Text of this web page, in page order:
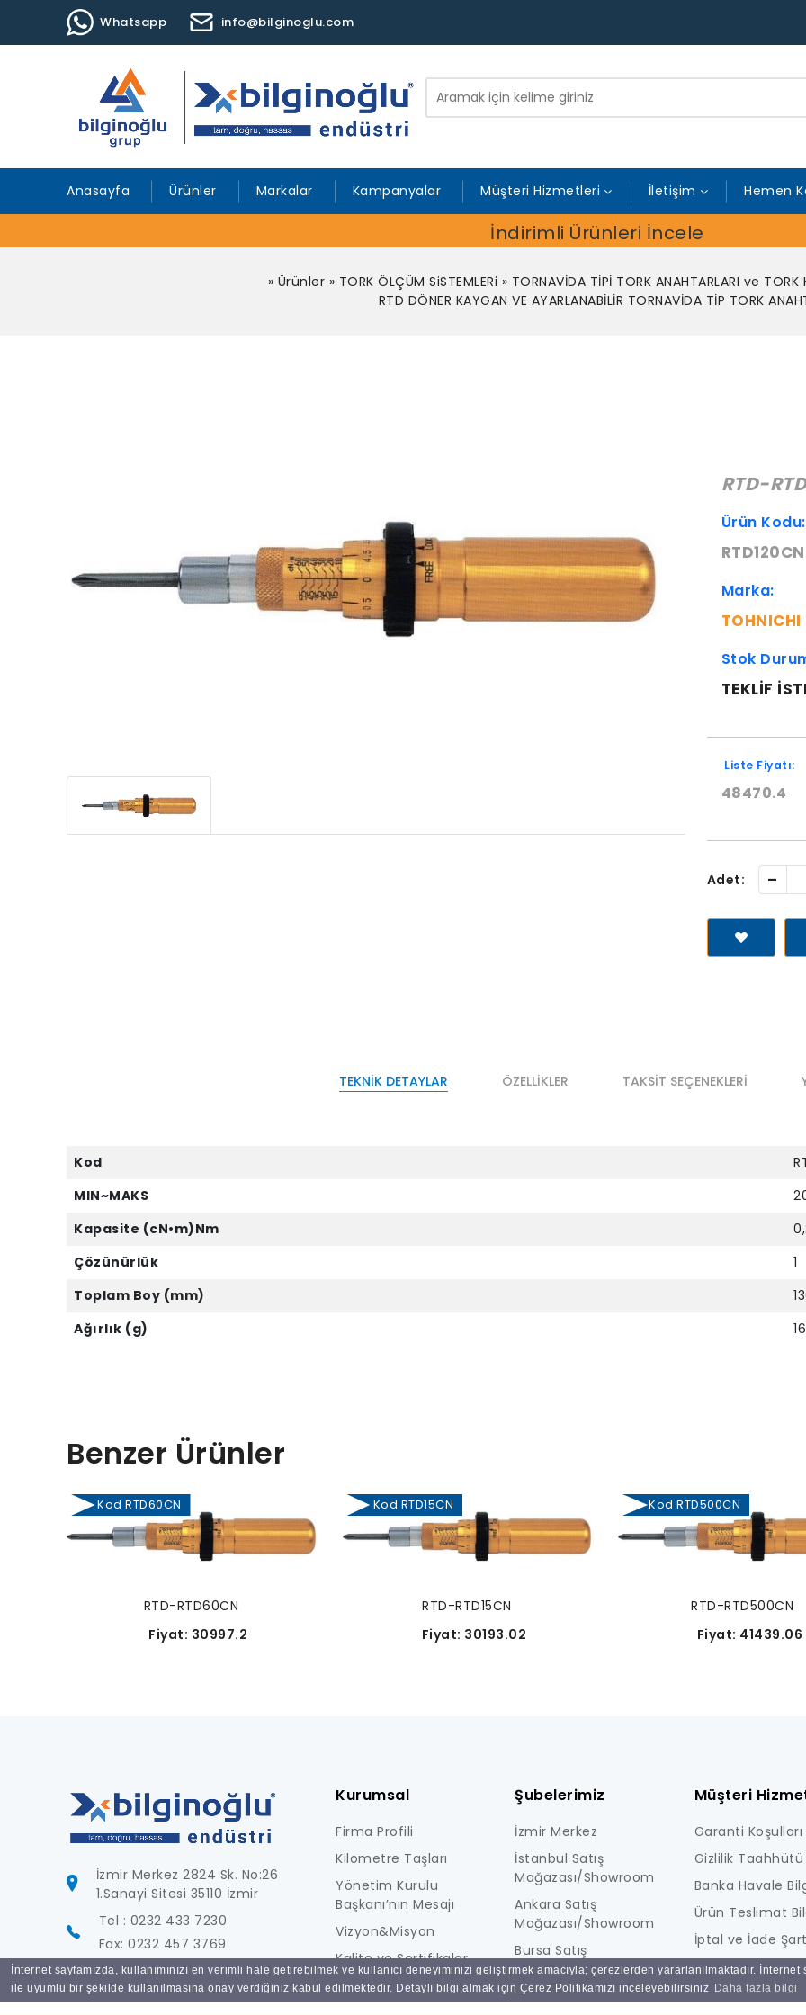
İnternet sayfamızda, kullanımınızı en verimli hale getirebilmek ve kullanıcı deneyiminizi geliştirmek amacıyla; çerezlerden yararlanılmaktadır.
ile uyumlu bir şekilde kullanılmasına onay verdiğiniz kabul edilmektedir. Detaylı bilgi almak için Çerez Politikamızı inceleyebilirsiniz Daha fazla bilgi
Whatsapp info@bilginoglu.com
Anasayfa Ürünler Markalar Kampanyalar Müşteri Hizmetleri İletişim Hemen
İndirimli Ürünleri İncele
» Ürünler » TORK ÖLÇÜM SiSTEMLERi » TORNAVİDA TİPİ TORK ANAHTARLARI ve TORK
RTD DÖNER KAYGAN VE AYARLANABİLİR TORNAVİDA TİP TORK
RTD-
Ürün Kodu:
RTD120CN
Marka:
TOHNICHI
Stok
TEKLIF
Liste Fiyatı:
48470.4
Adet: -
TEKNIK DETAYLAR ÖZELLIKLER TAKSIT SEÇENEKLERI
Kod
MIN~MAKS
Kapasite (cN•m)Nm
Çözünürlük
1
Toplam Boy (mm)
Ağırlık (g)
Benzer Ürünler
Kod RTD60CN
RTD-RTD60CN
Fiyat: 30997.2
Kod RTD15CN
RTD-RTD15CN
Fiyat: 30193.02
Kod RTD500CN
RTD-RTD500CN
Fiyat: 41439.06
İzmir Merkez 2824 Sk. No:26
1.Sanayi Sitesi 35110 İzmir
Tel : 0232 433 7230
Fax: 0232 457 3769
info@bilginoglu.com
Kurumsal
Firma Profili
Kilometre Taşları
Yönetim Kurulu
Başkanı’nın Mesajı
Vizyon&Misyon
Kalite ve Sertifikalar
Foto Galeri
Şubelerimiz
İzmir Merkez
İstanbul Satış
Mağazası/Showroom
Ankara Satış
Mağazası/Showroom
Bursa Satış
Mağazası/Showroom
Ulucak Depo & Teknik
Müşteri
Garanti Koşulları
Gizlilik Taahhütü
Banka Havale
Ürün Teslimat
İptal ve İade
KİŞİSEL VERİLERE
AYDINLATMA